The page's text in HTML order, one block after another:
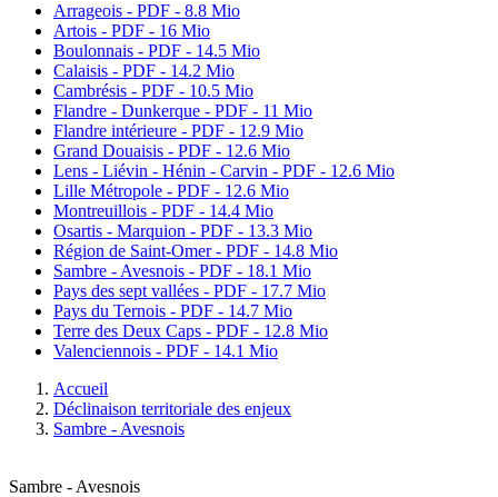
Arrageois - PDF - 8.8 Mio
Artois - PDF - 16 Mio
Boulonnais - PDF - 14.5 Mio
Calaisis - PDF - 14.2 Mio
Cambrésis - PDF - 10.5 Mio
Flandre - Dunkerque - PDF - 11 Mio
Flandre intérieure - PDF - 12.9 Mio
Grand Douaisis - PDF - 12.6 Mio
Lens - Liévin - Hénin - Carvin - PDF - 12.6 Mio
Lille Métropole - PDF - 12.6 Mio
Montreuillois - PDF - 14.4 Mio
Osartis - Marquion - PDF - 13.3 Mio
Région de Saint-Omer - PDF - 14.8 Mio
Sambre - Avesnois - PDF - 18.1 Mio
Pays des sept vallées - PDF - 17.7 Mio
Pays du Ternois - PDF - 14.7 Mio
Terre des Deux Caps - PDF - 12.8 Mio
Valenciennois - PDF - 14.1 Mio
Accueil
Déclinaison territoriale des enjeux
Sambre - Avesnois
Sambre - Avesnois